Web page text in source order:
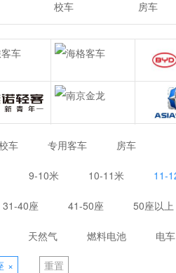
校车 房车
车 专用客车 房车
9-10米 10-11米 11-
31-40座 41-50座 50座以上
天然气 燃料电池 电车
× 重置